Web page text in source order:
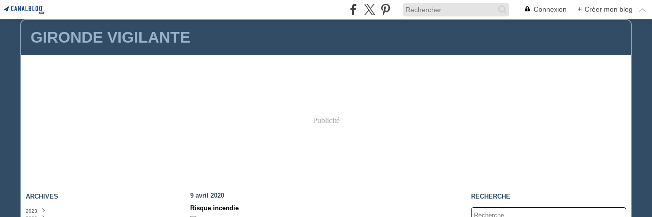
Connexion + Créer mon blog
GIRONDE VIGILANTE
Publicité
ARCHIVES
2023
9 avril 2020
Risque incendie
RECHERCHE